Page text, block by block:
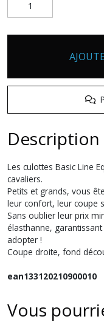
Description
Les culottes Basic Line
cavaliers.
Petits et grands, vous
leur confort, leur coupe
Sans oublier leur prix
élasthanne, garantissant
adopter !
Coupe droite, fond
ean133120210900010
Vous